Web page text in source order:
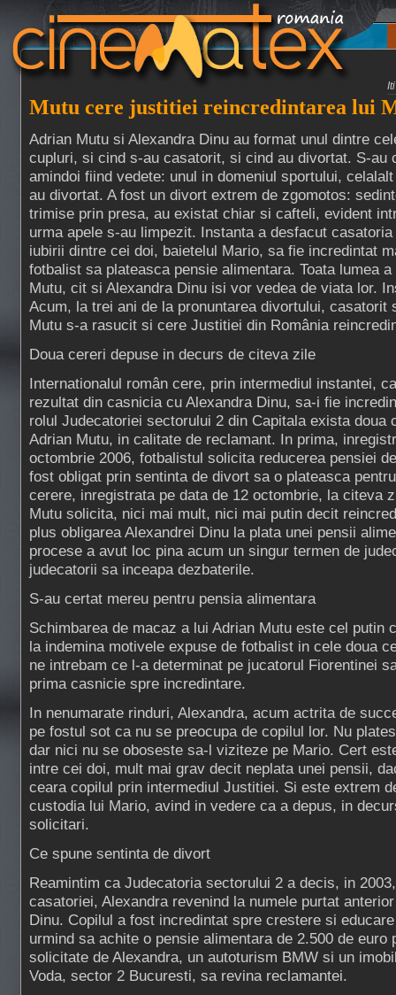
Mutu cere justitiei reincredintarea lui
Adrian Mutu si Alexandra Dinu au format unul dintre
cupluri, si cind s-au casatorit, si cind au divortat. S-au
amindoi fiind vedete: unul in domeniul sportului,
au divortat. A fost un divort extrem de zgomotos:
trimise prin presa, au existat chiar si cafteli, evident
urma apele s-au limpezit. Instanta a desfacut
iubirii dintre cei doi, baietelul Mario, sa fie incredintat
fotbalist sa plateasca pensie alimentara. Toata lumea
Mutu, cit si Alexandra Dinu isi vor vedea de viata lor.
Acum, la trei ani de la pronuntarea divortului, casatorit
Mutu s-a rasucit si cere Justitiei din România
Doua cereri depuse in decurs de citeva zile
Internationalul român cere, prin intermediul instantei,
rezultat din casnicia cu Alexandra Dinu, sa-i fie
rolul Judecatoriei sectorului 2 din Capitala exista doua
Adrian Mutu, in calitate de reclamant. In prima,
octombrie 2006, fotbalistul solicita reducerea pensiei
fost obligat prin sentinta de divort sa o plateasca
cerere, inregistrata pe data de 12 octombrie, la citeva
Mutu solicita, nici mai mult, nici mai putin decit
plus obligarea Alexandrei Dinu la plata unei pensii
procese a avut loc pina acum un singur termen de
judecatorii sa inceapa dezbaterile.
S-au certat mereu pentru pensia alimentara
Schimbarea de macaz a lui Adrian Mutu este cel putin
la indemina motivele expuse de fotbalist in cele doua
ne intrebam ce l-a determinat pe jucatorul Fiorentinei
prima casnicie spre incredintare.
In nenumarate rinduri, Alexandra, acum actrita de
pe fostul sot ca nu se preocupa de copilul lor. Nu
dar nici nu se oboseste sa-l viziteze pe Mario. Cert
intre cei doi, mult mai grav decit neplata unei pensii,
ceara copilul prin intermediul Justitiei. Si este extrem
custodia lui Mario, avind in vedere ca a depus, in
solicitari.
Ce spune sentinta de divort
Reamintim ca Judecatoria sectorului 2 a decis, in
casatoriei, Alexandra revenind la numele purtat
Dinu. Copilul a fost incredintat spre crestere si
urmind sa achite o pensie alimentara de 2.500 de euro
solicitate de Alexandra, un autoturism BMW si un
Voda, sector 2 Bucuresti, sa revina reclamantei.